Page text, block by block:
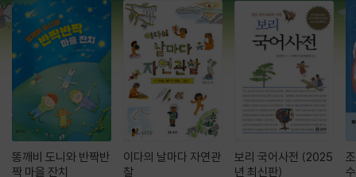
똥깨비 도니와 반짝반
짝 마을 잔치
이다의 날마다 자연관
찰
보리 국어사전 (2025
년 최신판)